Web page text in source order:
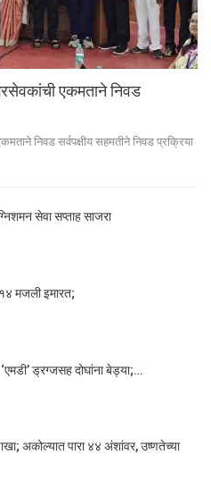
एकमताने निवड
निवड सर्वपक्षीय सहमतीने निवड प्रक्रिया
सेवा सप्ताह साजरा
मजली इमारत;
ड्रग्जसह दोघांना बेड्या;…
अकोल्यात पारा ४४ अंशांवर, उष्णतेच्या